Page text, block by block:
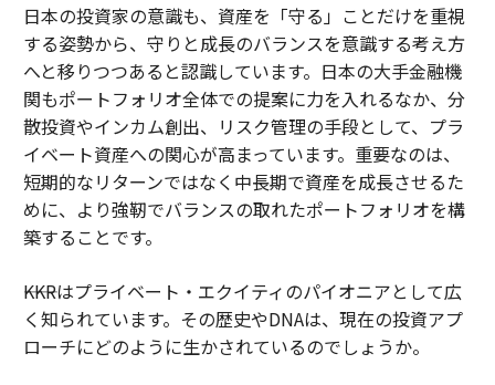
日本の投資家の意識も、資産を「守る」ことだけを重視
する姿勢から、守りと成長のバランスを意識する考え方
へと移りつつあると認識しています。日本の大手金融機
関もポートフォリオ全体での提案に力を入れるなか、分
散投資やインカム創出、リスク管理の手段として、プラ
イベート資産への関心が高まっています。重要なのは、
短期的なリターンではなく中長期で資産を成長させるた
めに、より強靭でバランスの取れたポートフォリオを構
築することです。
――KKRはプライベート・エクイティのパイオニアとして広
く知られています。その歴史やDNAは、現在の投資アプ
ローチにどのように生かされているのでしょうか。